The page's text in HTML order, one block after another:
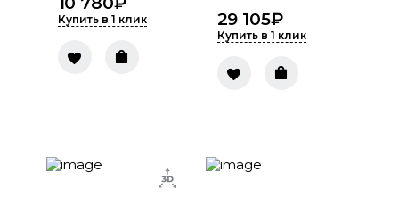
Купить в 1 клик 29 105₽
Купить в 1 клик